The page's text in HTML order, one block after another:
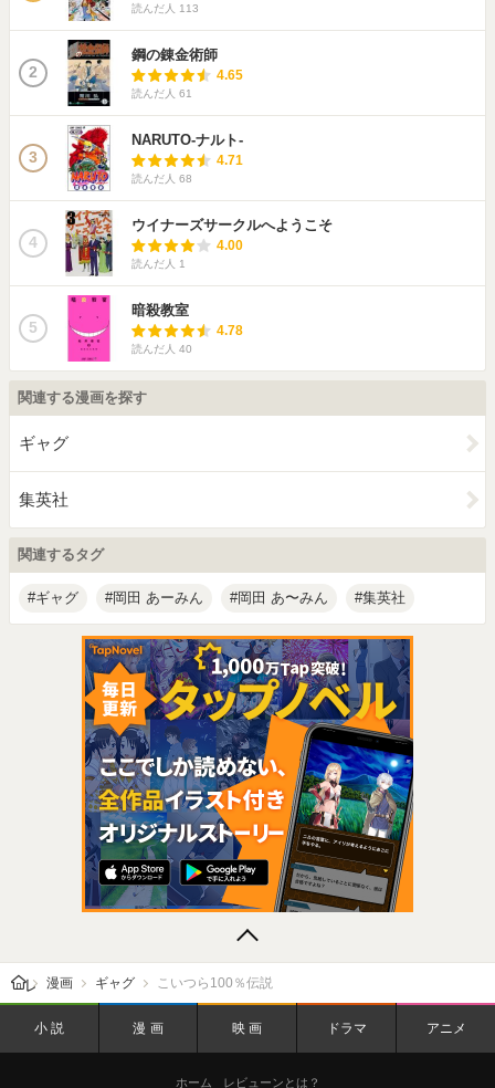
読んだ人 113
2
鋼の錬金術師
4.65
読んだ人 61
3
NARUTO-ナルト-
4.71
読んだ人 68
4
ウイナーズサークルへようこそ
4.00
読んだ人 1
5
暗殺教室
4.78
読んだ人 40
関連する漫画を探す
ギャグ
集英社
関連するタグ
ギャグ 岡田 あーみん 岡田 あ〜みん 集英社
レビューン トップ
漫画 ギャグ こいつら100％伝説
小説 漫画 映画 ドラマ アニメ
ホーム レビューンとは？